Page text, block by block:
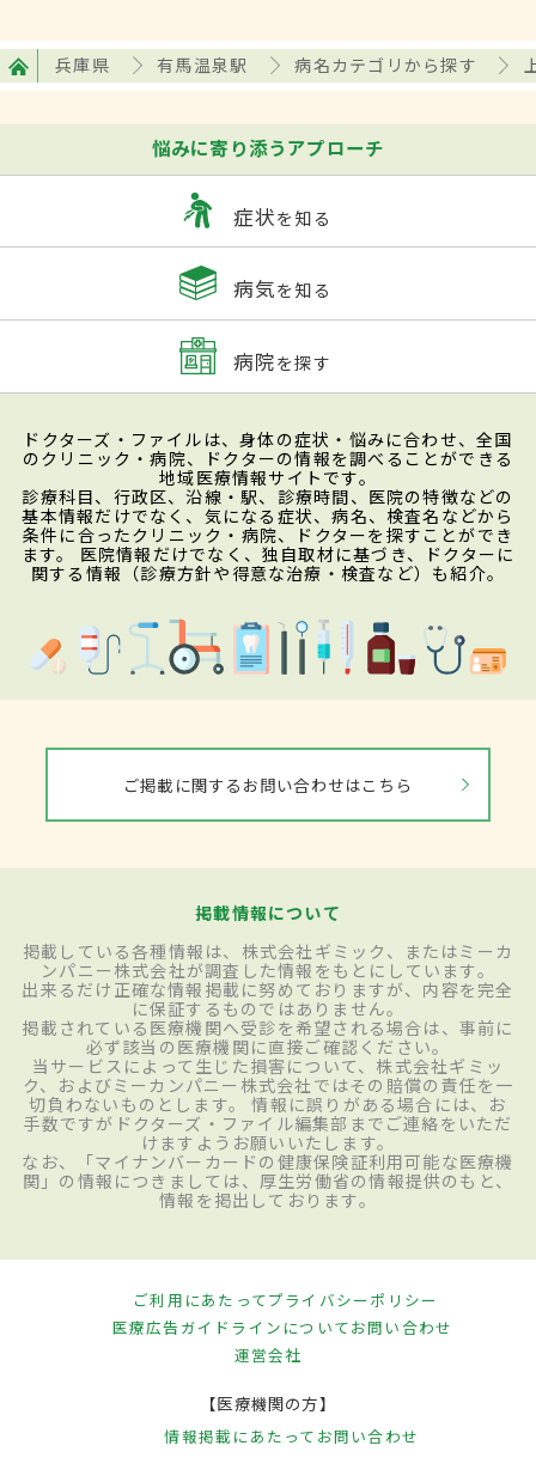
兵庫県 有馬温泉駅 病名カテゴリから探す
悩みに寄り添うアプローチ
症状を知る
病気を知る
病院を探す
ドクターズ・ファイルは、身体の症状・悩みに合わせ、全国
のクリニック・病院、ドクターの情報を調べることができる
地域医療情報サイトです。
診療科目、行政区、沿線・駅、診療時間、医院の特徴などの
基本情報だけでなく、気になる症状、病名、検査名などから
条件に合ったクリニック・病院、ドクターを探すことができ
ます。 医院情報だけでなく、独自取材に基づき、ドクターに
関する情報（診療方針や得意な治療・検査など）も紹介。
ご掲載に関するお問い合わせはこちら
掲載情報について
掲載している各種情報は、株式会社ギミック、またはミーカ
ンパニー株式会社が調査した情報をもとにしています。
出来るだけ正確な情報掲載に努めておりますが、内容を完全
に保証するものではありません。
掲載されている医療機関へ受診を希望される場合は、事前に
必ず該当の医療機関に直接ご確認ください。
当サービスによって生じた損害について、株式会社ギミッ
ク、およびミーカンパニー株式会社ではその賠償の責任を一
切負わないものとします。 情報に誤りがある場合には、お
手数ですがドクターズ・ファイル編集部までご連絡をいただ
けますようお願いいたします。
なお、「マイナンバーカードの健康保険証利用可能な医療機
関」の情報につきましては、厚生労働省の情報提供のもと、
情報を掲出しております。
ご利用にあたってプライバシーポリシー
医療広告ガイドラインについてお問い合わせ
運営会社
【医療機関の方】
情報掲載にあたって お問い合わせ